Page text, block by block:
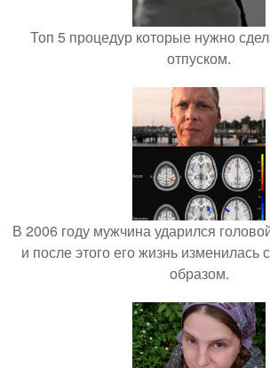
Топ 5 процедур которые нужно
отпуском.
В 2006 году мужчина ударился
и после этого его жизнь
образом.